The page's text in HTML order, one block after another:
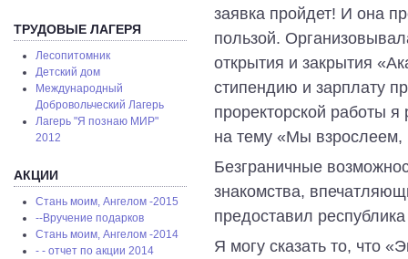
ТРУДОВЫЕ ЛАГЕРЯ
Лесопитомник
Детский дом
Международный
Добровольческий Лагерь
Лагерь "Я познаю МИР"
2012
АКЦИИ
Стань моим, Ангелом -2015
--Вручение подарков
Стань моим, Ангелом -2014
- - отчет по акции 2014
заявка пройдет! И она
пользой.
открытия и закрытия
стипендию и зарплату
проректорской работы
на тему «Мы взрослеем,
Безграничные
знакомства,
предоставил
Я могу сказать то, что